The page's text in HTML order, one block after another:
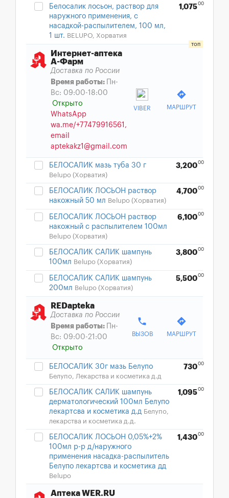
Белосалик лосьон, раствор для
наружного применения, с
насадкой-распылителем, 100 мл,
1 шт. BELUPO, Хорватия
1,07500
Интернет-аптека
А-Фарм
Доставка по России
Время работы:
Пн-
Вс: 09:00-18:00
Открыто
WhatsApp
wa.me/+77479916561,
email
aptekakz1@gmail.com
VIBER
directions
МАРШРУТ
БЕЛОСАЛИК мазь туба 30 г
Belupo (Хорватия)
3,20000
БЕЛОСАЛИК ЛОСЬОН раствор
накожный 50 мл Belupo (Хорватия)
4,70000
БЕЛОСАЛИК ЛОСЬОН раствор
накожный с распылителем 100мл
Belupo (Хорватия)
6,10000
БЕЛОСАЛИК САЛИК шампунь
100мл Belupo (Хорватия)
3,80000
БЕЛОСАЛИК САЛИК шампунь
200мл Belupo (Хорватия)
5,50000
REDapteka
Доставка по России
Время работы:
Пн-
Вс: 09:00-21:00
Открыто
phone
ВЫЗОВ
directions
МАРШРУТ
БЕЛОСАЛИК 30г мазь Белупо
Белупо, Лекарства и косметика д.д
73000
БЕЛОСАЛИК САЛИК шампунь
дерматологический 100мл Белупо
лекартсва и косметика д.д Белупо,
лекарства и косметика д.д.
1,09500
БЕЛОСАЛИК ЛОСЬОН 0,05%+2%
100мл р-р д/наружного
применения насадка-распылитель
Белупо лекартсва и косметика дд
Belupo
1,43000
Аптека WER.RU